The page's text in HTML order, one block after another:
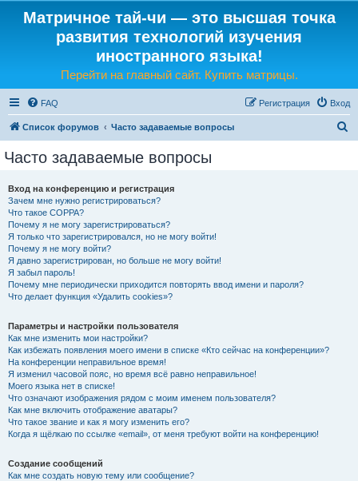
Матричное тай-чи — это высшая точка
развития технологий изучения
иностранного языка!
Перейти на главный сайт. Купить матрицы.
FAQ Вход
Регистрация
Список форумов Часто задаваемые вопросы
Часто задаваемые вопросы
Вход на конференцию и регистрация
Зачем мне нужно регистрироваться?
Что такое COPPA?
Почему я не могу зарегистрироваться?
Я только что зарегистрировался, но не могу войти!
Почему я не могу войти?
Я давно зарегистрирован, но больше не могу войти!
Я забыл пароль!
Почему мне периодически приходится повторять ввод имени и пароля?
Что делает функция «Удалить cookies»?
Параметры и настройки пользователя
Как мне изменить мои настройки?
Как избежать появления моего имени в списке «Кто сейчас на конференции»?
На конференции неправильное время!
Я изменил часовой пояс, но время всё равно неправильное!
Моего языка нет в списке!
Что означают изображения рядом с моим именем пользователя?
Как мне включить отображение аватары?
Что такое звание и как я могу изменить его?
Когда я щёлкаю по ссылке «email», от меня требуют войти на конференцию!
Создание сообщений
Как мне создать новую тему или сообщение?